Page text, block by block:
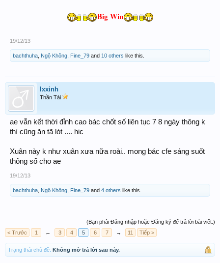
Big Win
19/12/13
bachthuha Ngộ Không Fine_79 and 10 others like this.
lxxinh
Thần Tài
ae vẫn kết thời đỉnh cao bác chốt số liên tục 7 8 ngày thông k
thì cũng ăn tã lót .... hic
Xuân này k như xuân xưa nữa roài.. mong bác cfe sáng suốt
thông số cho ae
19/12/13
bachthuha Ngộ Không Fine_79 and 4 others like this.
(Bạn phải Đăng nhập hoặc Đăng ký để trả lời bài viết.)
< Trước
1 ← 3 4 5 6 7 → 11 Tiếp >
Trạng thái chủ đề: Không mở trả lời sau này.